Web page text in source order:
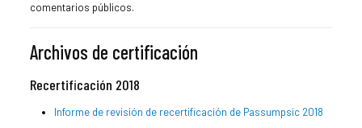
comentarios públicos.
Archivos de certificación
Recertificación 2018
Informe de revisión de recertificación de Passumpsic 2018